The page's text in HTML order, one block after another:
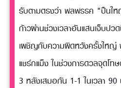
รับตามตรงว่า พลพรรค "ปืนใ
ก้าวผ่านช่วงเวลาอันแสนเจ็บป
เผชิญกับความผิดหวังครั้งใหญ่
แชร์กแม็ง ในช่วงการดวลจุดโท
3 หลังเสมอกัน 1-1 ในเวลา 90